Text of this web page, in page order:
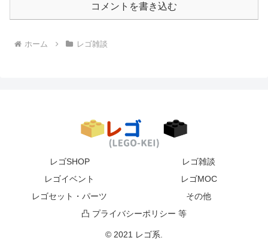
コメントを書き込む
ホーム レゴ雑談
レゴSHOP
レゴ雑談
レゴイベント
レゴMOC
レゴセット・パーツ
その他
凸 プライバシーポリシー 等
© 2021 レゴ系.